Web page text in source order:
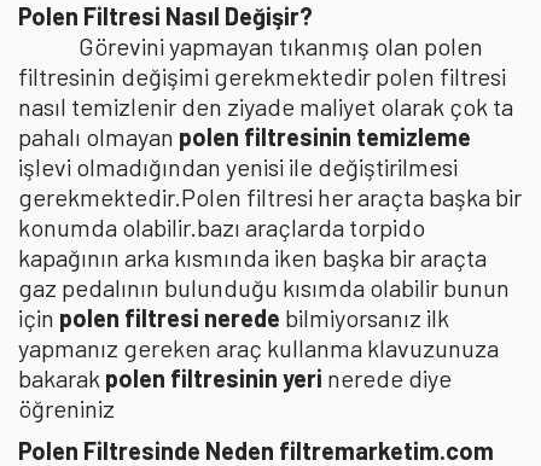
Polen Filtresi Nasıl Değişir?
Görevini yapmayan tıkanmış olan polen
filtresinin değişimi gerekmektedir polen filtresi
nasıl temizlenir den ziyade maliyet olarak çok ta
pahalı olmayan polen filtresinin temizleme
işlevi olmadığından yenisi ile değiştirilmesi
gerekmektedir.Polen filtresi her araçta başka bir
konumda olabilir.bazı araçlarda torpido
kapağının arka kısmında iken başka bir araçta
gaz pedalının bulunduğu kısımda olabilir bunun
için polen filtresi nerede bilmiyorsanız ilk
yapmanız gereken araç kullanma klavuzunuza
bakarak polen filtresinin yeri nerede diye
öğreniniz
Polen Filtresinde Neden filtremarketim.com